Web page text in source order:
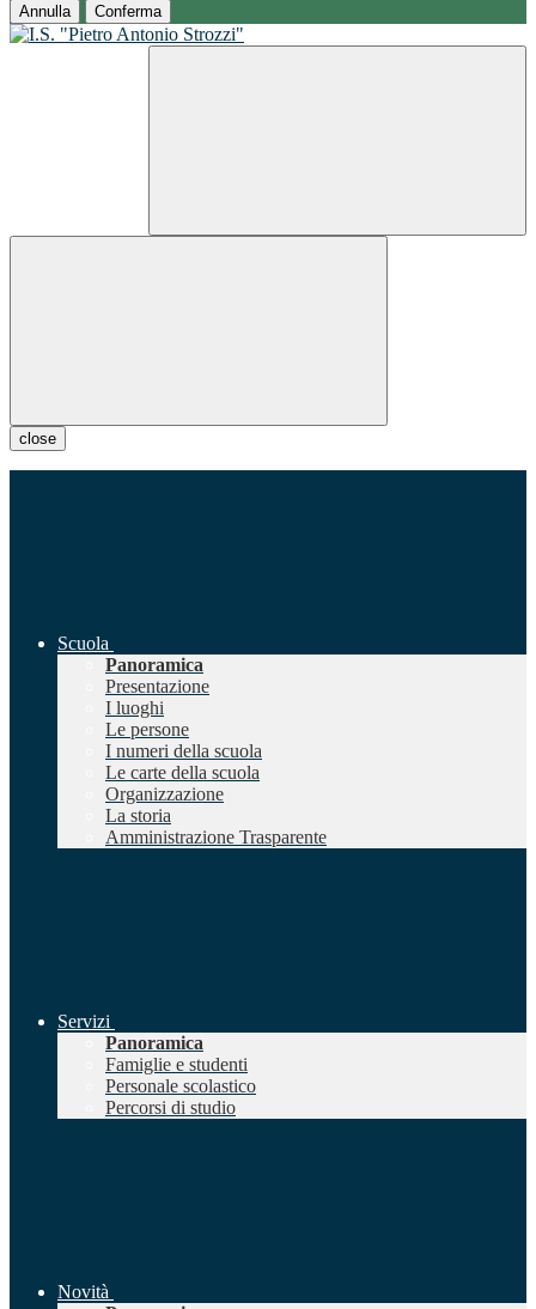
Annulla Conferma
close
Scuola
Panoramica
Presentazione
I luoghi
Le persone
I numeri della scuola
Le carte della scuola
Organizzazione
La storia
Amministrazione Trasparente
Servizi
Panoramica
Famiglie e studenti
Personale scolastico
Percorsi di studio
Novità